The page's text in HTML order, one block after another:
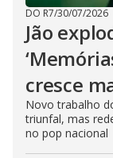
DO R7/30/07/2026
Jão
cresce
Novo trabalho
triunfal, mas
no pop nacional